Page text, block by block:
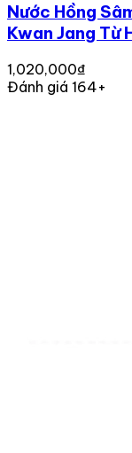
Nước Hồng
Kwan Jang Từ
1,020,000₫
Đánh giá 164+